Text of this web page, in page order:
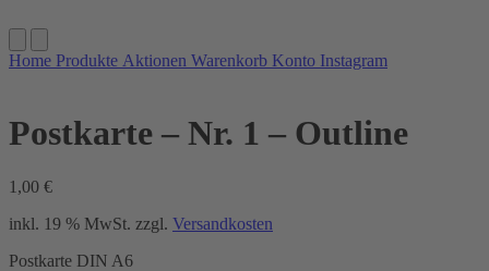
Home Produkte Aktionen Warenkorb Konto Instagram
Postkarte – Nr. 1 – Outline
1,00 €
inkl. 19 % MwSt. zzgl. Versandkosten
Postkarte DIN A6